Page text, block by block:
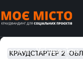
Головна Усі проєкти
КРАУДСТАРТЕР 2